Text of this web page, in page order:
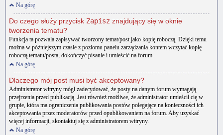
Na górę
Do czego służy przycisk Zapisz znajdujący się w oknie
tworzenia tematu?
Funkcja ta pozwala zapisywać tworzony temat/post jako kopię roboczą. Dzięki temu
można w późniejszym czasie z poziomu panelu zarządzania kontem wczytać kopię
roboczą tematu/posta, dokończyć pisanie i umieścić na forum.
Na górę
Dlaczego mój post musi być akceptowany?
Administrator witryny mógł zadecydować, że posty na danym forum wymagają
przejrzenia przed publikacją. Jest również możliwe, że administrator umieścił cię w
grupie, która ma ograniczenia publikowania postów polegające na konieczności ich
akceptowania przez moderatorów przed opublikowaniem na forum. Aby uzyskać
więcej informacji, skontaktuj się z administratorem witryny.
Na górę